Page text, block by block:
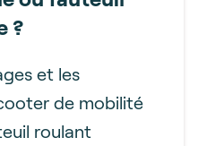
?
et les
de mobilité
roulant